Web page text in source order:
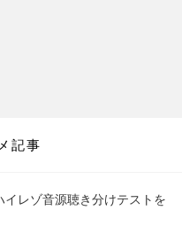
記事
レゾ音源聴き分けテストを